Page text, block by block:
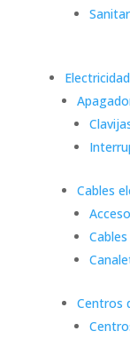
Electricidad
Cables
Centros